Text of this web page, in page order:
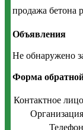
продажа бетона
Объявления
Не обнаружено
Форма
Контактное